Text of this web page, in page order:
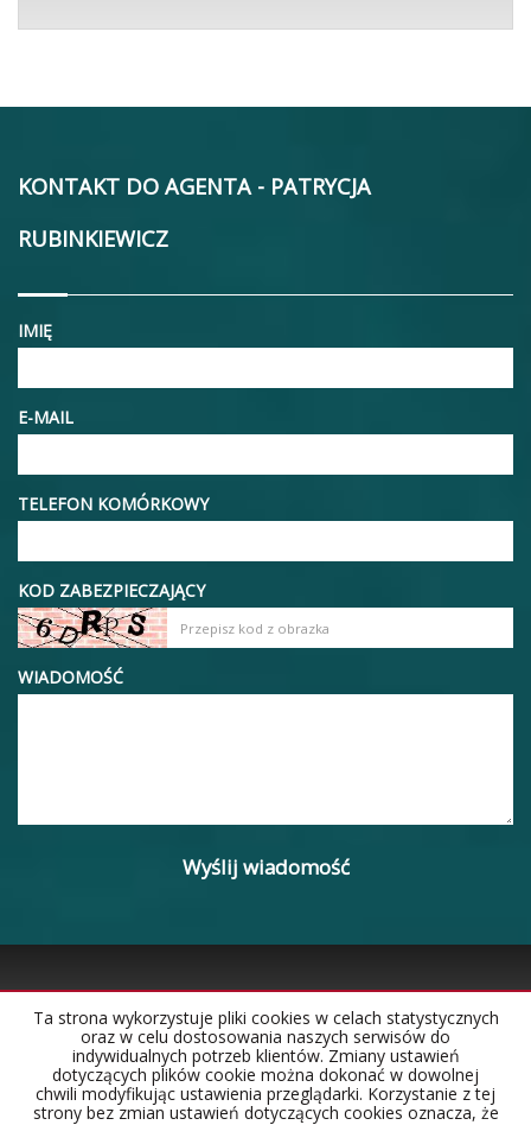
KONTAKT DO AGENTA - PATRYCJA
RUBINKIEWICZ
IMIĘ
E-MAIL
TELEFON KOMÓRKOWY
KOD ZABEZPIECZAJĄCY
WIADOMOŚĆ
Strona główna Notatnik Kontakt
Ta strona wykorzystuje pliki cookies w celach statystycznych
oraz w celu dostosowania naszych serwisów do
indywidualnych potrzeb klientów. Zmiany ustawień
dotyczących plików cookie można dokonać w dowolnej
chwili modyfikując ustawienia przeglądarki. Korzystanie z tej
strony bez zmian ustawień dotyczących cookies oznacza, że